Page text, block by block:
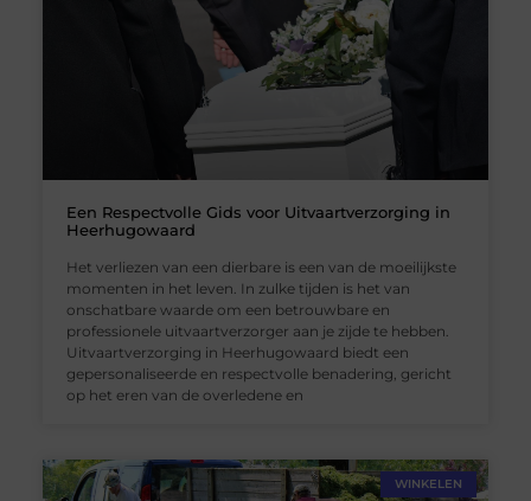
Een Respectvolle Gids voor Uitvaartverzorging in
Heerhugowaard
Het verliezen van een dierbare is een van de moeilijkste
momenten in het leven. In zulke tijden is het van
onschatbare waarde om een betrouwbare en
professionele uitvaartverzorger aan je zijde te hebben.
Uitvaartverzorging in Heerhugowaard biedt een
gepersonaliseerde en respectvolle benadering, gericht
op het eren van de overledene en
WINKELEN